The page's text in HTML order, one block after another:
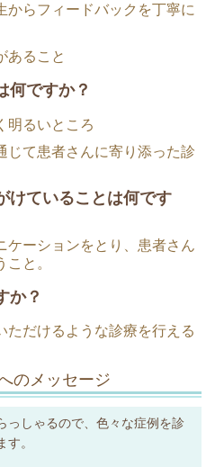
からフィードバックを丁寧に
あること
何ですか？
明るいところ
じて患者さんに寄り添った診
けていることは何です
ケーションをとり、患者さん
と。
か？
ただけるような診療を行える
のメッセージ
っしゃるので、色々な症例を診
。